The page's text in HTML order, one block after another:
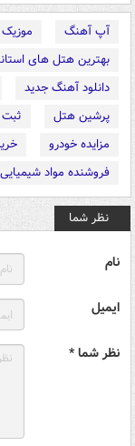
آپ آهنگ
بهترین هتل های
دانلود آهنگ جدید
پرشین هتل
ثبت
مزایده خودرو
فروشنده مواد شیمیایی
نظر شما
نام
ایمیل
نظر شما *